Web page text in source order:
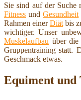
Sie sind auf der Suche
Fitness undGesundheit
Rahmen einerDiät bis
wichtiger. Unser
Muskelaufbau über die
Gruppentraining statt.
Geschmack etwas.
Equiment und